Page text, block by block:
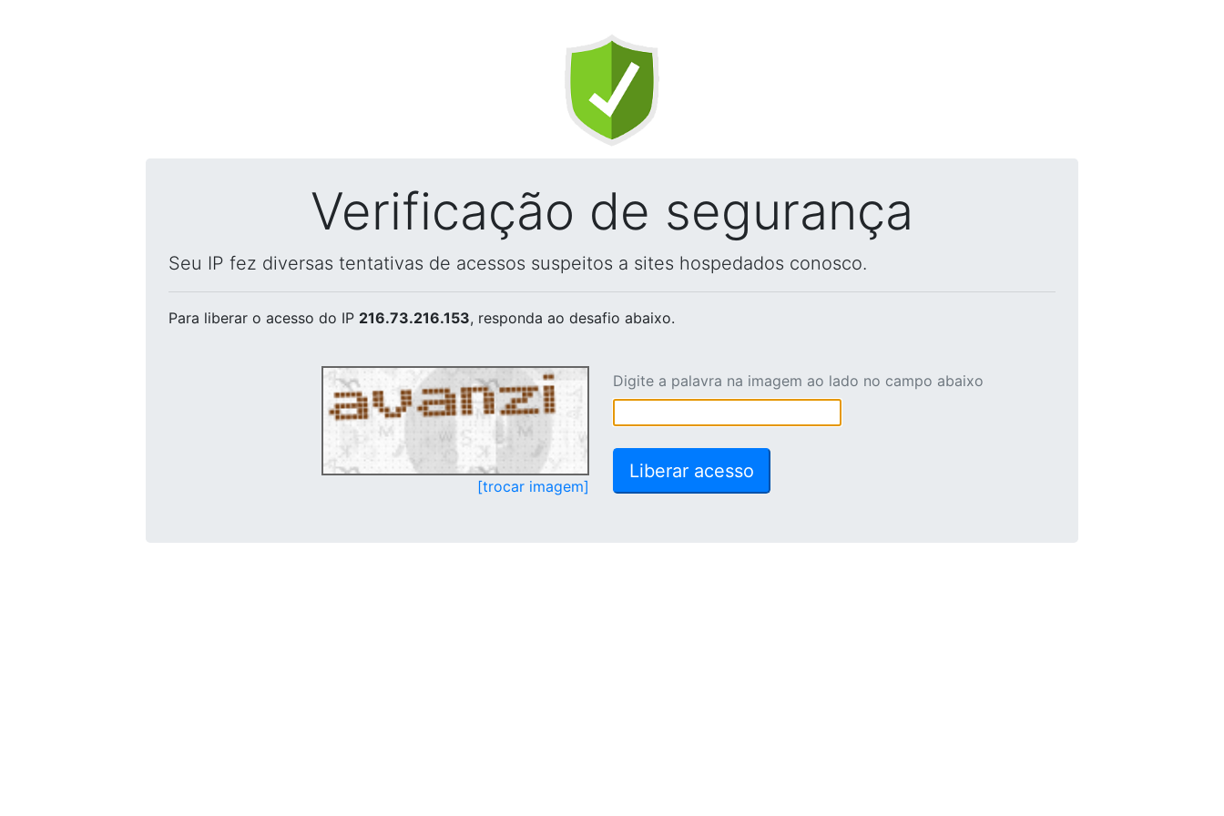
Verificação de segurança
Seu IP fez diversas tentativas de acessos suspeitos a sites hospedados conosco.
Para liberar o acesso do IP 216.73.216.153, responda ao desafio abaixo.
[trocar imagem]
Digite a palavra na imagem ao lado no campo abaixo